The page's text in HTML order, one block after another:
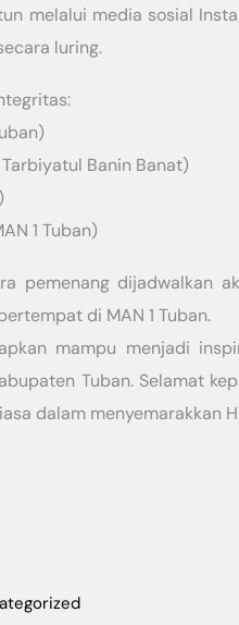
melalui media sosial
luring.
Banin Banat)
1 Tuban)
pemenang dijadwalkan
di MAN 1 Tuban.
mampu menjadi
Tuban. Selamat
dalam menyemarakkan